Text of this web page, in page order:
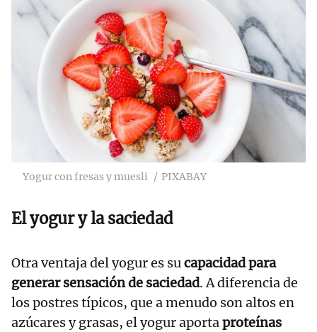
Yogur con fresas y muesli PIXABAY
El yogur y la saciedad
Otra ventaja del yogur es sucapacidad para
generar sensación de saciedad. A diferencia de
los postres típicos, que a menudo son altos en
azúcares y grasas, el yogur aportaproteínas